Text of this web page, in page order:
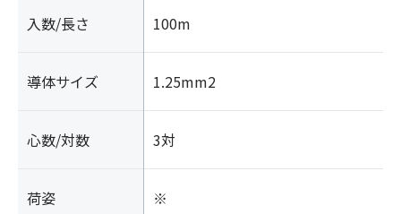
入数/長さ 100m
導体サイズ 1.25mm2
心数/対数 3対
荷姿 ※